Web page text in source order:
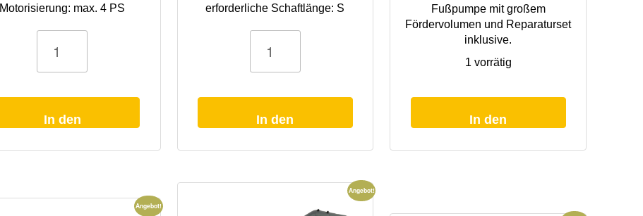
Motorisierung: max. 4 PS
In den
erforderliche Schaftlänge: S
In den
Fußpumpe mit großem
Fördervolumen und Reparaturset
inklusive.
1 vorrätig
Spirit
Menge
In den
Angebot!
Angebot!